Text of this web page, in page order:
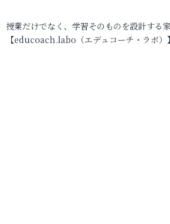
授業だけでなく、学習そのものを設計する
【educoach.labo（エデュコーチ・ラボ